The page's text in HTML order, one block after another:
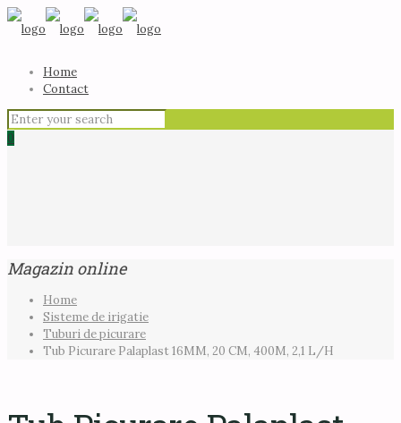
Home
Contact
0
Magazin online
Home
Sisteme de irigatie
Tuburi de picurare
Tub Picurare Palaplast 16MM, 20 CM, 400M, 2,1 L/H